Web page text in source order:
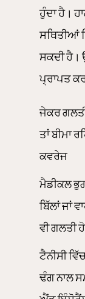
ਹੁੰਦਾ ਹੈ।
ਸਥਿਤੀਆਂ
ਸਕਦੀ ਹੈ।
ਪ੍ਰਾਪਤ
ਜੇਕਰ
ਤਾਂ ਬੀਮਾ
ਕਵਰੇਜ
ਮੈਡੀਕਲ
ਬਿੱਲਾਂ ਜਾਂ
ਵੀ ਗਲਤੀ
ਟੈਨੀਸੀ
ਢੰਗ ਨਾਲ